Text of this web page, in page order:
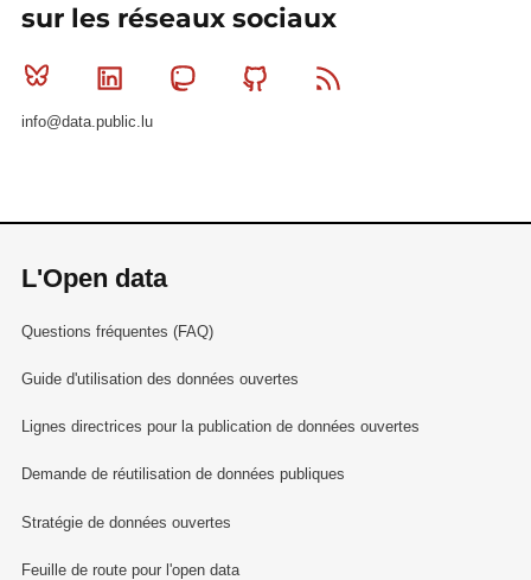
sur les réseaux sociaux
Bluesky Linkedin MastodonGithub
info@data.public.lu
L'Open data
Questions fréquentes (FAQ)
Guide d'utilisation des données ouvertes
Lignes directrices pour la publication de données ouvertes
Demande de réutilisation de données publiques
Stratégie de données ouvertes
Feuille de route pour l'open data